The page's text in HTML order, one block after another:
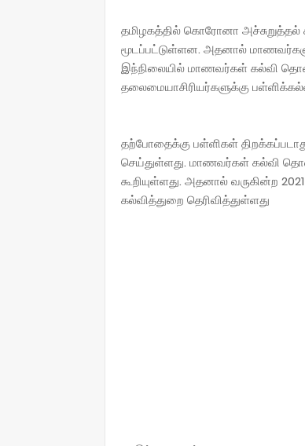
தமிழகத்தில் கொரோனா
மூடப்பட்டுள்ளன. அதனால்
இந்நிலையில் மாணவர்கள் கல்வி
தலைமையாசிரியர்களுக்கு
தற்போதைக்கு பள்ளிகள்
செய்துள்ளது. மாணவர்கள் கல்வி
கூறியுள்ளது. அதனால் வருகின்ற
கல்வித்துறை தெரிவித்துள்ளது